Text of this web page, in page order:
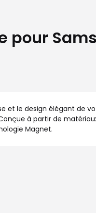
le design élégant de
à partir de
Magnet.